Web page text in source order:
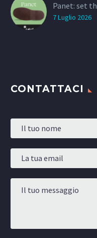
Panet: set
7 Luglio 2026
CONTATTACI